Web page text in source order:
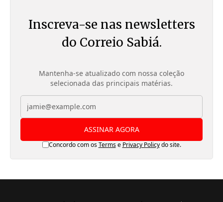
Inscreva-se nas newsletters
do Correio Sabiá.
Mantenha-se atualizado com nossa coleção
selecionada das principais matérias.
ASSINAR AGORA
Concordo com osTermse Privacy Policydo site.